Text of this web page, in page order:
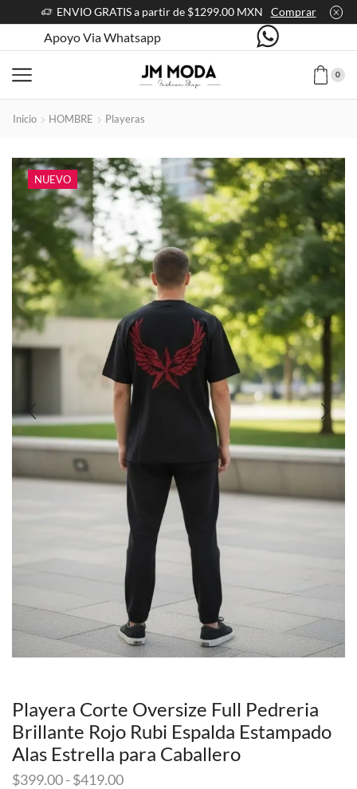
ENVIO GRATIS a partir de $1299.00 MXN Comprar
Apoyo Via Whatsapp
0
Inicio HOMBRE Playeras
NUEVO
Playera Corte Oversize Full Pedreria
Brillante Rojo Rubi Espalda Estampado
Alas Estrella para Caballero
$399.00-$419.00Rango